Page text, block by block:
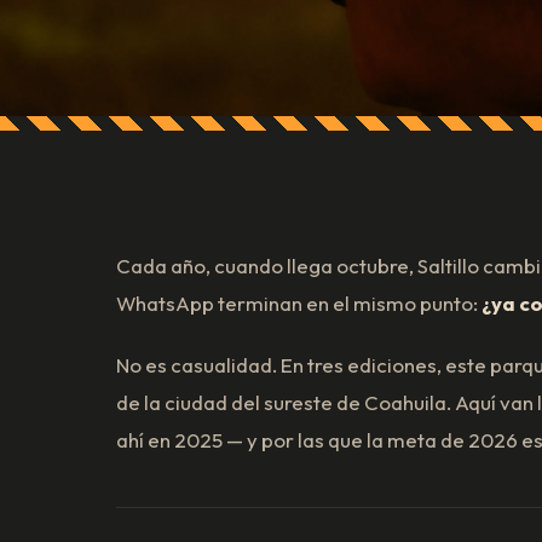
Cada año, cuando llega octubre, Saltillo
WhatsApp terminan en el mismo punto: ¿ya
No es casualidad. En tres ediciones, este
de la ciudad del sureste de Coahuila. Aquí
ahí en 2025 — y por las que la meta de 2026